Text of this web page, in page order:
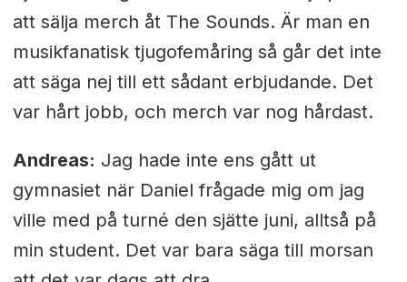
att sälja merch åt The Sounds. Är man en
musikfanatisk tjugofemåring så går det inte
att säga nej till ett sådant erbjudande. Det
var hårt jobb, och merch var nog hårdast.
Andreas: Jag hade inte ens gått ut
gymnasiet när Daniel frågade mig om jag
ville med på turné den sjätte juni, alltså på
min student. Det var bara säga till morsan